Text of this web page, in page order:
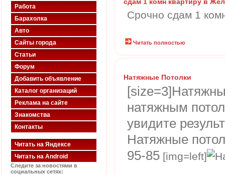
Работа
Барахолка
Авто
Сайты города
Статьи
Форум
Добавить объявление
Каталог организаций
Реклама на сайте
Знакомства
Контакты
Читать на Яндексе
Читать на Android
Следите за новостями в
социальных сетях:
Срочно сдам 1
Читать полностью
Натяжные Потолки
натяжным
увидите
Натяжные
95-85 [img=left]